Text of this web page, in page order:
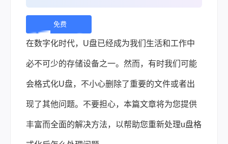
免费
下
载 |
在数字化时代，U盘已经成为我们生活和工作中
必不可少的存储设备之一。然而，有时我们可能
会格式化U盘，不小心删除了重要的文件或者出
现了其他问题。不要担心，本篇文章将为您提供
丰富而全面的解决方法，以帮助您重新处理u盘格